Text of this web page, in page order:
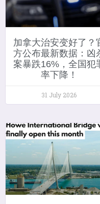
加拿大治安变好了？
方公布最新数据：凶
案暴跌16%，全国犯
率下降！
31 July 2026